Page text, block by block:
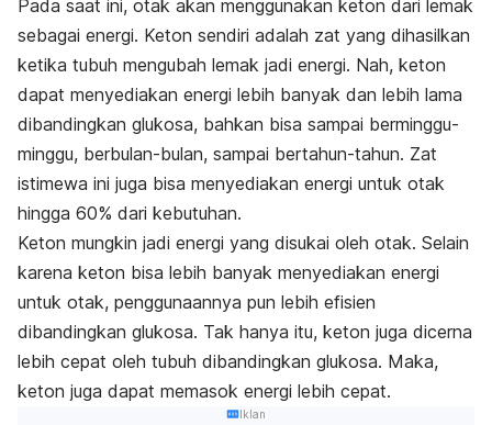
Pada saat ini, otak akan menggunakan keton dari lemak
sebagai energi. Keton sendiri adalah zat yang dihasilkan
ketika tubuh mengubah lemak jadi energi. Nah, keton
dapat menyediakan energi lebih banyak dan lebih lama
dibandingkan glukosa, bahkan bisa sampai berminggu-
minggu, berbulan-bulan, sampai bertahun-tahun. Zat
istimewa ini juga bisa menyediakan energi untuk otak
hingga 60% dari kebutuhan.
Keton mungkin jadi energi yang disukai oleh otak. Selain
karena keton bisa lebih banyak menyediakan energi
untuk otak, penggunaannya pun lebih efisien
dibandingkan glukosa. Tak hanya itu, keton juga dicerna
lebih cepat oleh tubuh dibandingkan glukosa. Maka,
keton juga dapat memasok energi lebih cepat.
Iklan